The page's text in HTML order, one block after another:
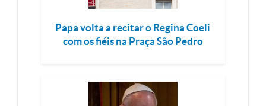
Papa volta a recitar o Regina Coeli
com os fiéis na Praça São Pedro